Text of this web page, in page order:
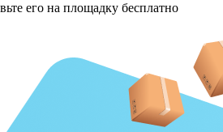
его на площадку бесплатно